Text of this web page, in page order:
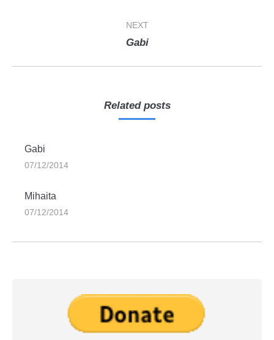
NEXT
Next
Gabi
Related posts
Gabi
07/12/2014
Mihaita
07/12/2014